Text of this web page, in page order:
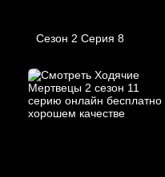
Сезон 2 Серия 8